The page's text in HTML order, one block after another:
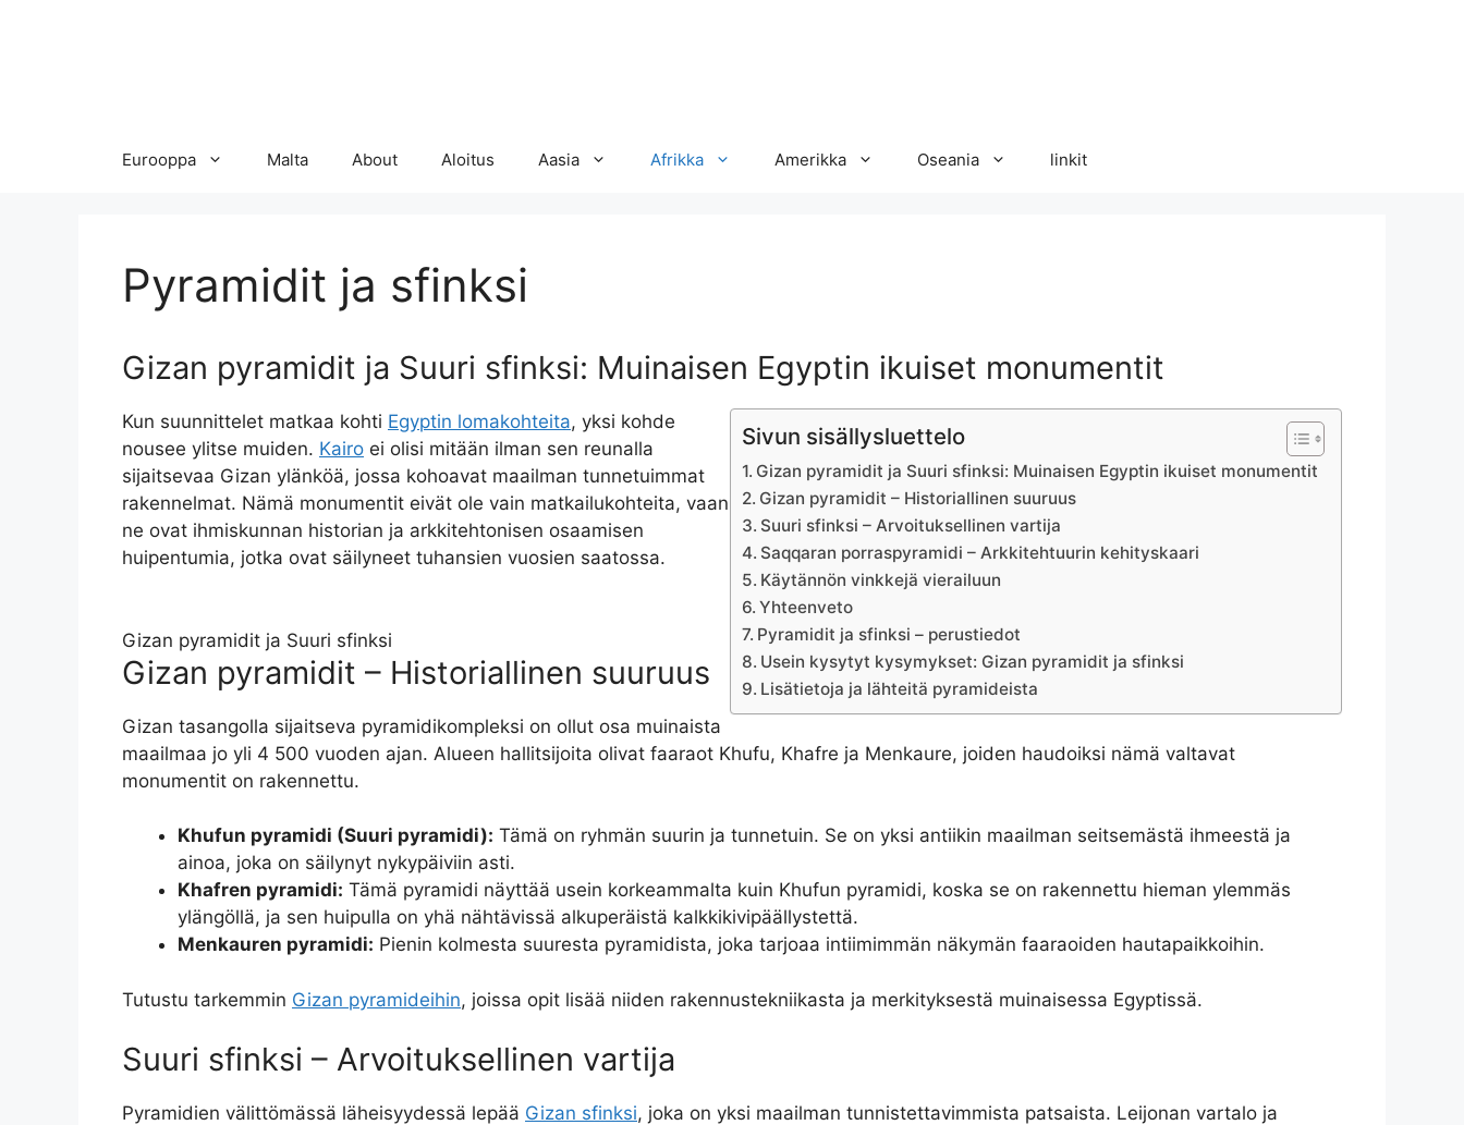
Eurooppa Malta About Aloitus Aasia Afrikka Amerikka Oseania linkit
Pyramidit ja sfinksi
Gizan pyramidit ja Suuri sfinksi: Muinaisen Egyptin ikuiset monumentit
Sivun sisällysluettelo
Gizan pyramidit ja Suuri sfinksi: Muinaisen Egyptin ikuiset monumentit
Gizan pyramidit – Historiallinen suuruus
Suuri sfinksi – Arvoituksellinen vartija
Saqqaran porraspyramidi – Arkkitehtuurin kehityskaari
Käytännön vinkkejä vierailuun
Yhteenveto
Pyramidit ja sfinksi – perustiedot
Usein kysytyt kysymykset: Gizan pyramidit ja sfinksi
Lisätietoja ja lähteitä pyramideista
Kun suunnittelet matkaa kohti Egyptin lomakohteita, yksi kohde
nousee ylitse muiden. Kairo ei olisi mitään ilman sen reunalla
sijaitsevaa Gizan ylänköä, jossa kohoavat maailman tunnetuimmat
rakennelmat. Nämä monumentit eivät ole vain matkailukohteita, vaan
ne ovat ihmiskunnan historian ja arkkitehtonisen osaamisen
huipentumia, jotka ovat säilyneet tuhansien vuosien saatossa.
Gizan pyramidit ja Suuri sfinksi
Gizan pyramidit – Historiallinen suuruus
Gizan tasangolla sijaitseva pyramidikompleksi on ollut osa muinaista
maailmaa jo yli 4 500 vuoden ajan. Alueen hallitsijoita olivat faaraot Khufu, Khafre ja Menkaure, joiden haudoiksi nämä valtavat
monumentit on rakennettu.
Khufun pyramidi (Suuri pyramidi): Tämä on ryhmän suurin ja tunnetuin. Se on yksi antiikin maailman seitsemästä ihmeestä ja
ainoa, joka on säilynyt nykypäiviin asti.
Khafren pyramidi: Tämä pyramidi näyttää usein korkeammalta kuin Khufun pyramidi, koska se on rakennettu hieman ylemmäs
ylängöllä, ja sen huipulla on yhä nähtävissä alkuperäistä kalkkikivipäällystettä.
Menkauren pyramidi: Pienin kolmesta suuresta pyramidista, joka tarjoaa intiimimmän näkymän faaraoiden hautapaikkoihin.
Tutustu tarkemmin Gizan pyramideihin, joissa opit lisää niiden rakennustekniikasta ja merkityksestä muinaisessa Egyptissä.
Suuri sfinksi – Arvoituksellinen vartija
Pyramidien välittömässä läheisyydessä lepää Gizan sfinksi, joka on yksi maailman tunnistettavimmista patsaista. Leijonan vartalo ja